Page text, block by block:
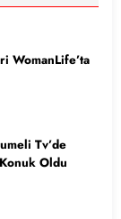
WomanLife’ta
Tv’de
Oldu